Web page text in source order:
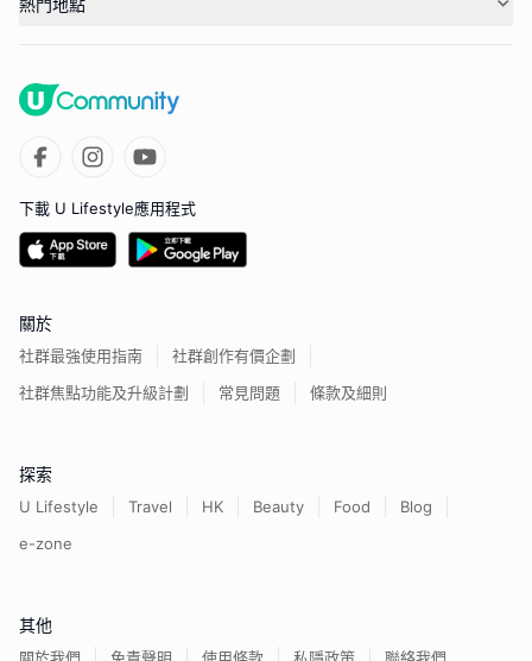
下載 U Lifestyle應用程式
關於
社群最強使用指南
社群創作有價企劃
社群焦點功能及升級計劃
常見問題 條款及細則
探索
U Lifestyle Travel HK Beauty Food
Blog
e-zone
其他
關於我們 免責聲明 使用條款 私隱政策 聯絡我們